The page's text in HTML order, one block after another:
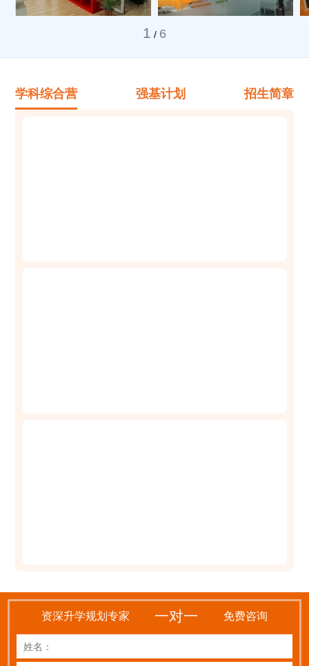
1 / 6
学科综合营 强基计划 招生简章
资深升学规划专家 一对一 免费咨询